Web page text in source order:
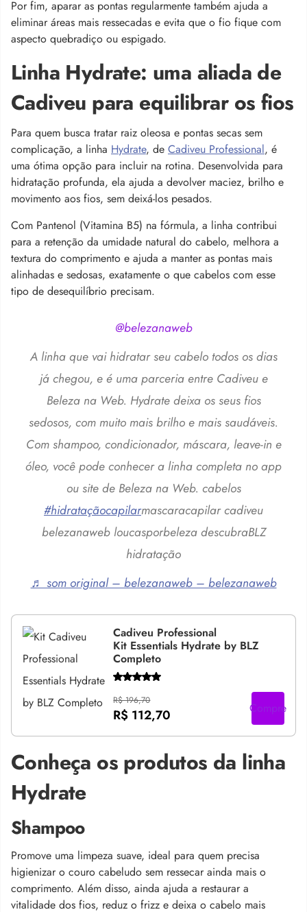
Por fim, aparar as pontas regularmente também ajuda a
eliminar áreas mais ressecadas e evita que o fio fique com
aspecto quebradiço ou espigado.
Linha Hydrate: uma aliada de
Cadiveu para equilibrar os fios
Para quem busca tratar raiz oleosa e pontas secas sem
complicação, a linha Hydrate, de Cadiveu Professional, é
uma ótima opção para incluir na rotina. Desenvolvida para
hidratação profunda, ela ajuda a devolver maciez, brilho e
movimento aos fios, sem deixá-los pesados.
Com Pantenol (Vitamina B5) na fórmula, a linha contribui
para a retenção da umidade natural do cabelo, melhora a
textura do comprimento e ajuda a manter as pontas mais
alinhadas e sedosas, exatamente o que cabelos com esse
tipo de desequilíbrio precisam.
@belezanaweb
A linha que vai hidratar seu cabelo todos os dias
já chegou, e é uma parceria entre Cadiveu e
Beleza na Web. Hydrate deixa os seus fios
sedosos, com muito mais brilho e mais saudáveis.
Com shampoo, condicionador, máscara, leave-in e
óleo, você pode conhecer a linha completa no app
ou site de Beleza na Web. cabelos
#hidrataçãocapilarmascaracapilar cadiveu
belezanaweb loucasporbeleza descubraBLZ
hidratação
♬ som original – belezanaweb – belezanaweb
Cadiveu Professional
Kit Essentials Hydrate by BLZ
Completo
R$ 196,70
R$ 112,70 Compre
Conheça os produtos da linha
Hydrate
Shampoo
Promove uma limpeza suave, ideal para quem precisa
higienizar o couro cabeludo sem ressecar ainda mais o
comprimento. Além disso, ainda ajuda a restaurar a
vitalidade dos fios, reduz o frizz e deixa o cabelo mais